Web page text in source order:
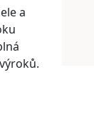
a